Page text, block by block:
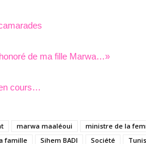
de ma fille Marwa…»
cours…
marwa maaléoui
ministre de la
famille
Sihem BADI Société Tunis